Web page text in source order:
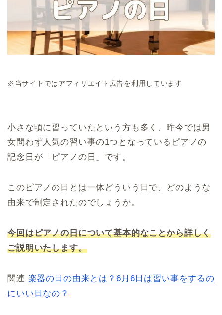
※当サイトではアフィリエイト広告を利用しています
小さな頃に習っていたという方も多く、昨今では男
女問わず人気の習い事の1つとなっているピアノの
記念日が「ピアノの日」です。
このピアノの日とは一体どういう日で、どのような
由来で制定されたのでしょうか。
今回はピアノの日について基本的なことから詳しく
ご説明いたします。
関連 楽器の日の由来とは？6月6日は習い事をするの
にいい日なの？